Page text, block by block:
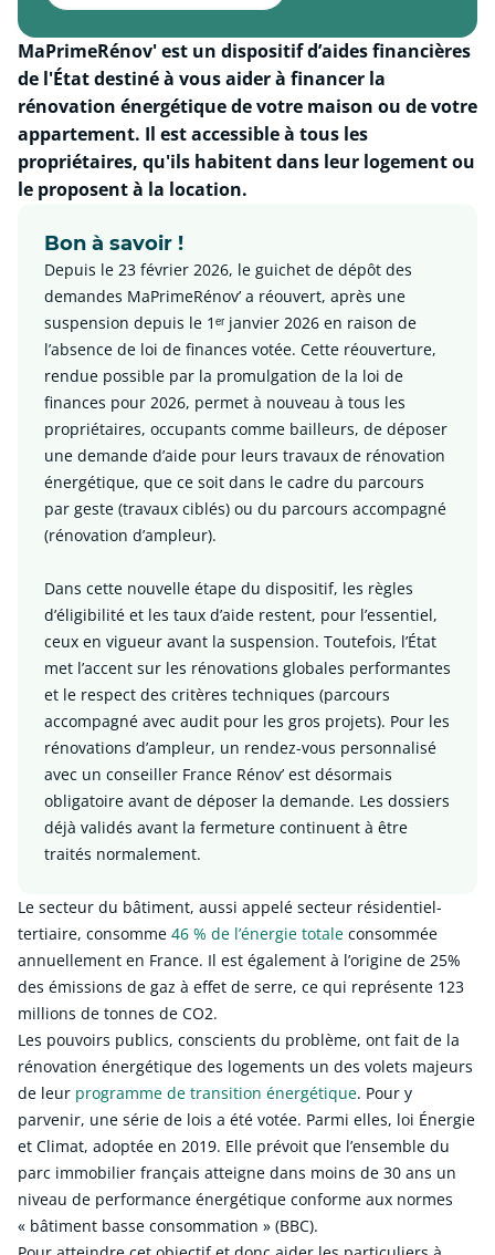
MaPrimeRénov' est un dispositif d’aides financières
de l'État destiné à vous aider à financer la
rénovation énergétique de votre maison ou de votre
appartement. Il est accessible à tous les
propriétaires, qu'ils habitent dans leur logement ou
le proposent à la location.
Bon à savoir !
Depuis le 23 février 2026, le guichet de dépôt des
demandes MaPrimeRénov’ a réouvert, après une
suspension depuis le 1ᵉʳ janvier 2026 en raison de
l’absence de loi de finances votée. Cette réouverture,
rendue possible par la promulgation de la loi de
finances pour 2026, permet à nouveau à tous les
propriétaires, occupants comme bailleurs, de déposer
une demande d’aide pour leurs travaux de rénovation
énergétique, que ce soit dans le cadre du parcours
par geste (travaux ciblés) ou du parcours accompagné
(rénovation d’ampleur).
Dans cette nouvelle étape du dispositif, les règles
d’éligibilité et les taux d’aide restent, pour l’essentiel,
ceux en vigueur avant la suspension. Toutefois, l’État
met l’accent sur les rénovations globales performantes
et le respect des critères techniques (parcours
accompagné avec audit pour les gros projets). Pour les
rénovations d’ampleur, un rendez-vous personnalisé
avec un conseiller France Rénov’ est désormais
obligatoire avant de déposer la demande. Les dossiers
déjà validés avant la fermeture continuent à être
traités normalement.
Le secteur du bâtiment, aussi appelé secteur résidentiel-
tertiaire, consomme 46 % de l’énergie totale consommée
annuellement en France. Il est également à l’origine de 25%
des émissions de gaz à effet de serre, ce qui représente 123
millions de tonnes de CO2.
Les pouvoirs publics, conscients du problème, ont fait de la
rénovation énergétique des logements un des volets majeurs
de leur programme de transition énergétique. Pour y
parvenir, une série de lois a été votée. Parmi elles, loi Énergie
et Climat, adoptée en 2019. Elle prévoit que l’ensemble du
parc immobilier français atteigne dans moins de 30 ans un
niveau de performance énergétique conforme aux normes
« bâtiment basse consommation » (BBC).